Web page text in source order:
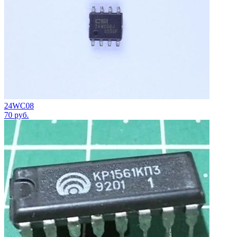
24WC08
70 руб.